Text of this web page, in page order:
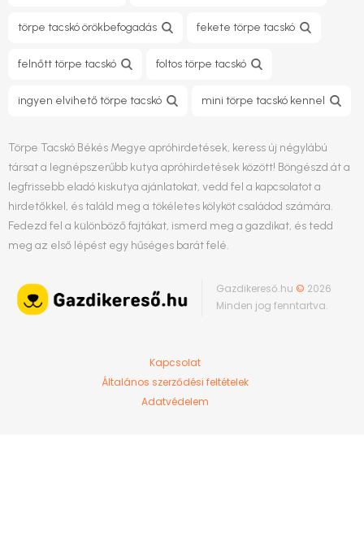
törpe tacskó örökbefogadás fekete törpe tacskó
felnőtt törpe tacskó foltos törpe tacskó
ingyen elvihető törpe tacskó mini törpe tacskó kennel
Törpe Tacskó Békés Megye apróhirdetések, keress új négylábú
társat a legnépszerűbb kutya apróhirdetések között! Böngészd át a
legfrissebb eladó kiskutya ajánlatokat, vedd fel a kapcsolatot a
hirdetőkkel, és találd meg a tökéletes kölyköt családod számára.
Fedezd fel a különböző fajtákat, ismerd meg a gazdikat, és tedd
meg az első lépést egy hűséges barát felé.
Gazdikereső.hu © 2026
Minden jog fenntartva.
Kapcsolat
Általános szerződési feltételek
Adatvédelem